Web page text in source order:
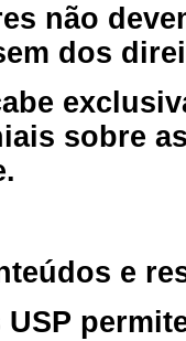
não
dos
sobre
e